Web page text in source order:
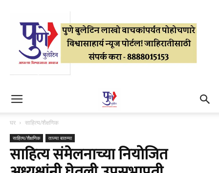
घर साहित्य/शैक्षणिक
साहित्य/शैक्षणिक ताज्या बातम्या
साहित्य संमेलनाच्या नियोजित